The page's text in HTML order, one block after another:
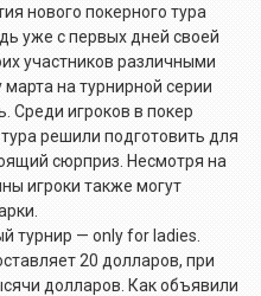
нового покерного тура
уже с первых дней своей
участников различными
на турнирной серии
Среди игроков в покер
решили подготовить для
сюрприз. Несмотря на
игроки также могут
турнир — only for ladies.
20 долларов, при
долларов. Как объявили